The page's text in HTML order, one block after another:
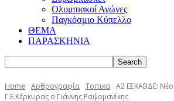
Ολυμπιακοί Αγώνες
Παγκόσμιο Κύπελλο
ΘΕΜΑ
ΠΑΡΑΣΚΗΝΙΑ
Home Αρθρογραφία Τοπικα A2 ΕΣΚΑΒΔΕ:
Γ.Ε.Κέρκυρας ο Γιάννης Ραψομανίκης